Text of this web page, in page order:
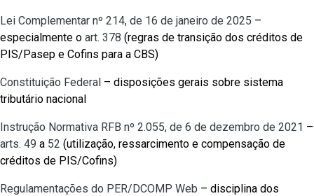
Lei Complementar nº 214, de 16 de janeiro de 2025 –
especialmente o art. 378 (regras de transição dos créditos de
PIS/Pasep e Cofins para a CBS)
Constituição Federal – disposições gerais sobre sistema
tributário nacional
Instrução Normativa RFB nº 2.055, de 6 de dezembro de 2021 –
arts. 49 a 52 (utilização, ressarcimento e compensação de
créditos de PIS/Cofins)
Regulamentações do PER/DCOMP Web – disciplina dos